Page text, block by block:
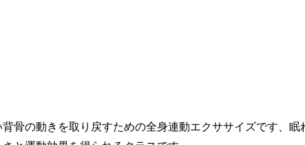
骨の動きを取り戻すための全身連動エクササイズです、